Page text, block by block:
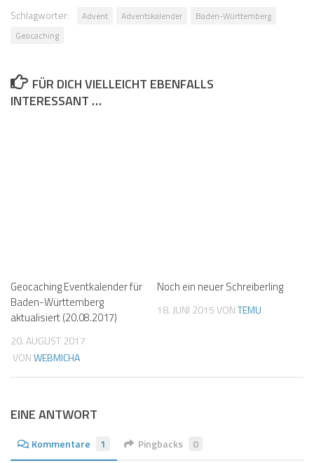
Schlagwörter: Advent Adventskalender
Baden-Württemberg
Geocaching
FÜR DICH VIELLEICHT EBENFALLS
INTERESSANT …
Geocaching Eventkalender für
Baden-Württemberg
aktualisiert (20.08.2017)
20. AUGUST 2017
VONWEBMICHA
Noch ein neuer Schreiberling
18. JUNI 2015VONTEMU
EINE ANTWORT
Kommentare 1 Pingbacks 0